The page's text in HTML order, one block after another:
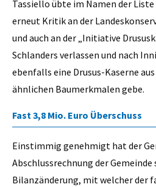
Tassiello übte im Namen der Liste
erneut Kritik an der
und auch an der „Initiative
Schlanders verlassen und nach
ebenfalls eine Drusus-Kaserne
ähnlichen Baumerkmalen gebe.
Fast 3,8 Mio. Euro Überschuss
Einstimmig genehmigt hat der
Abschlussrechnung der Gemeinde
Bilanzänderung, mit welcher der